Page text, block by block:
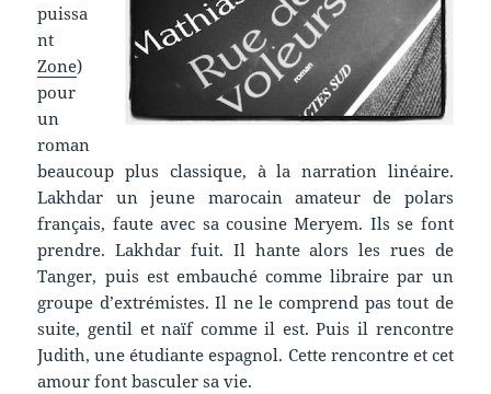
puissa
nt
Zone)
pour
un
roman
beaucoup plus classique, à la narration linéaire.
Lakhdar un jeune marocain amateur de polars
français, faute avec sa cousine Meryem. Ils se font
prendre. Lakhdar fuit. Il hante alors les rues de
Tanger, puis est embauché comme libraire par un
groupe d’extrémistes. Il ne le comprend pas tout de
suite, gentil et naïf comme il est. Puis il rencontre
Judith, une étudiante espagnol. Cette rencontre et cet
amour font basculer sa vie.